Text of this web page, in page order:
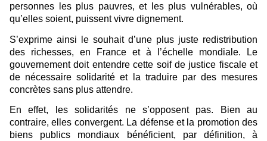
personnes les plus pauvres, et les plus vulnérables, où
qu’elles soient, puissent vivre dignement.
S’exprime ainsi le souhait d’une plus juste redistribution
des richesses, en France et à l’échelle mondiale. Le
gouvernement doit entendre cette soif de justice fiscale et
de nécessaire solidarité et la traduire par des mesures
concrètes sans plus attendre.
En effet, les solidarités ne s’opposent pas. Bien au
contraire, elles convergent. La défense et la promotion des
biens publics mondiaux bénéficient, par définition, à